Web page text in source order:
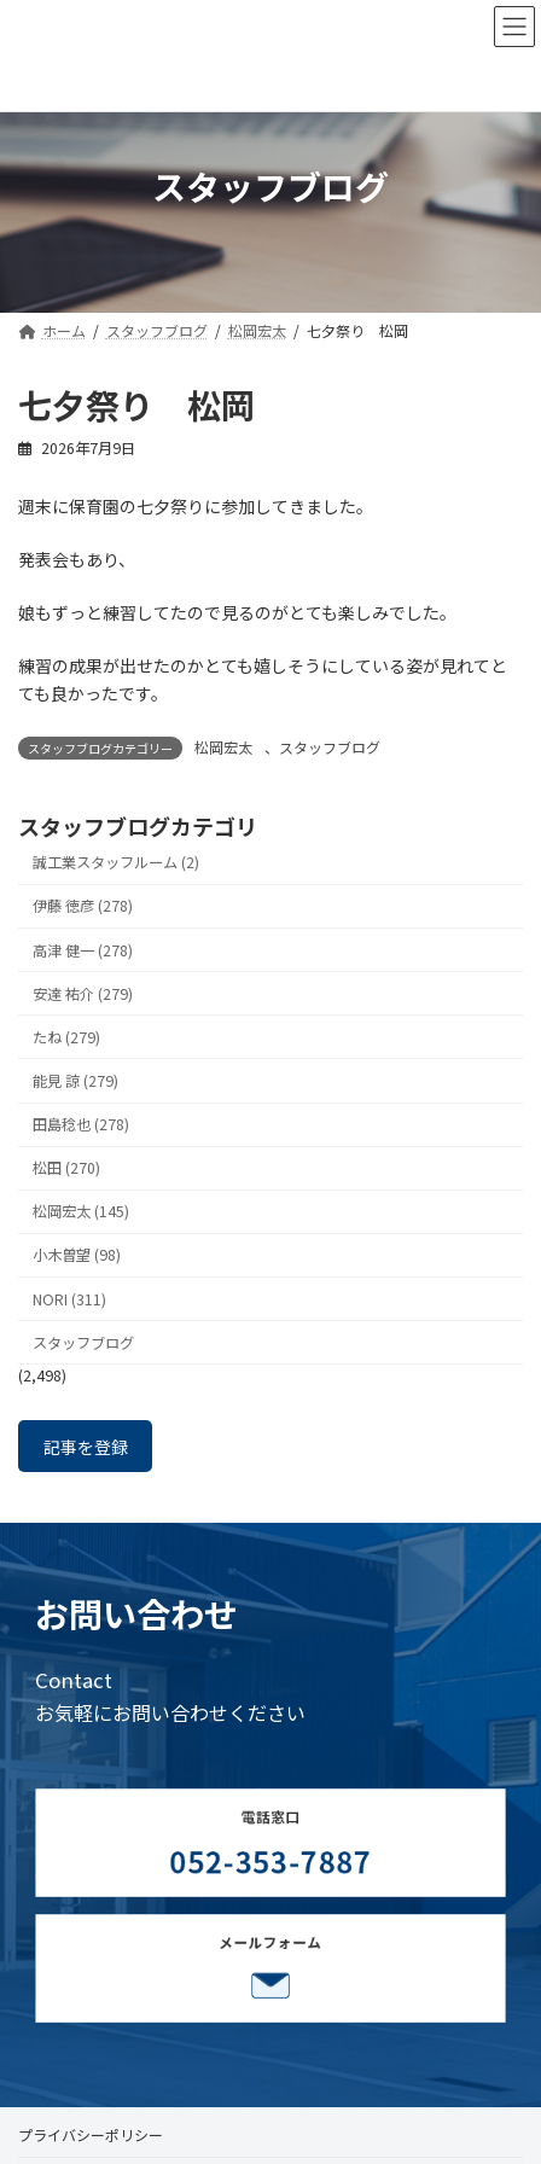
ツ
へ
ス
ッ
プ
シ
ョ
ン
移
動
スタッフブログ
ホーム スタッフブログ 松岡宏太 七夕祭り 松岡
七夕祭り 松岡
2026年7月9日
週末に保育園の七夕祭りに参加してきました。
発表会もあり、
娘もずっと練習してたので見るのがとても楽しみでした。
練習の成果が出せたのかとても嬉しそうにしている姿が見れてと
ても良かったです。
スタッフブログカテゴリー 松岡宏太 、 スタッフブログ
スタッフブログカテゴリ
誠工業スタッフルーム (2)
伊藤 徳彦 (278)
高津 健一 (278)
安達 祐介 (279)
たね (279)
能見 諒 (279)
田島稔也 (278)
松田 (270)
松岡宏太 (145)
小木曽望 (98)
NORI (311)
スタッフブログ
(2,498)
記事を登録
お問い合わせ
Contact
お気軽にお問い合わせください
プライバシーポリシー